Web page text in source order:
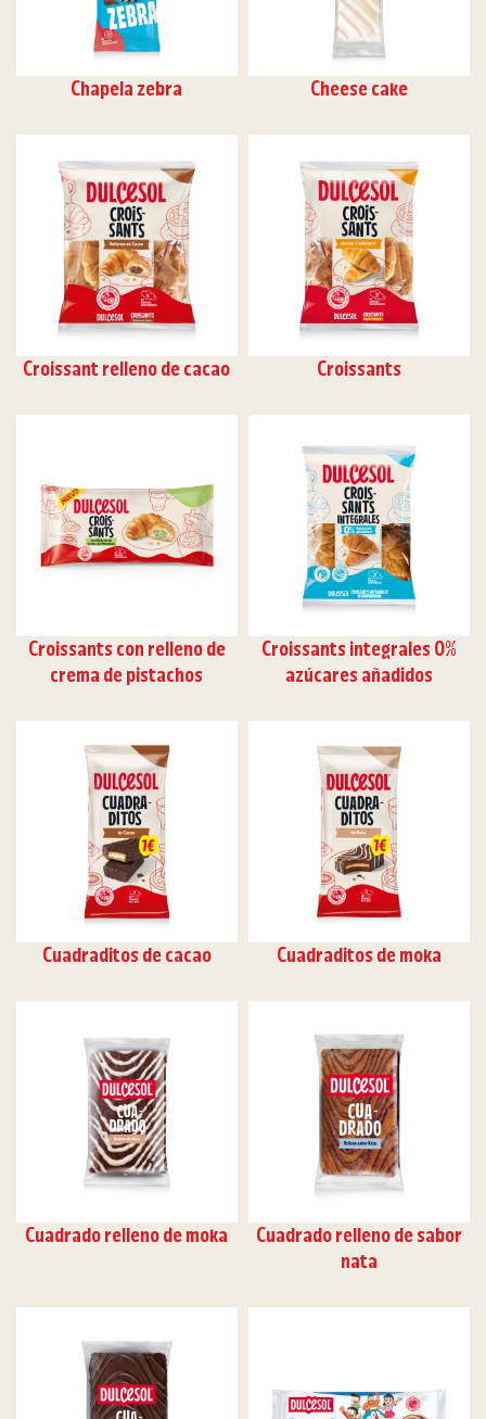
Chapela zebra Cheese cake
Croissant relleno de cacao Croissants
Croissants con relleno de
crema de pistachos
Croissants integrales 0%
azúcares añadidos
Cuadraditos de cacao Cuadraditos de moka
Cuadrado relleno de moka
Cuadrado relleno de sabor
nata